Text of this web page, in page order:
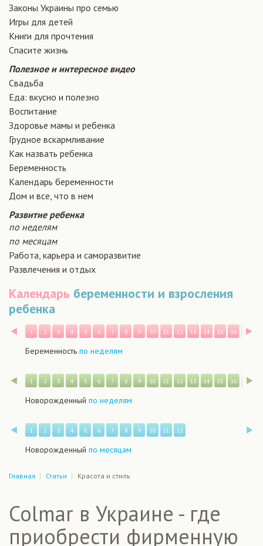
Законы Украины про семью
Игры для детей
Книги для прочтения
Спасите жизнь
Полезное и интересное видео
Свадьба
Еда: вкусно и полезно
Воспитание
Здоровье мамы и ребенка
Грудное вскармливание
Как назвать ребенка
Беременность
Календарь беременности
Дом и все, что в нем
Развитие ребенка
по неделям
по месяцам
Работа, карьера и саморазвитие
Развлечения и отдых
Календарь беременности и взросления
ребенка
Назад
1 2 3 4 5 6 7 8 9 10 11 12 13 14 15 16 17
Беременность по неделям
Назад
1 2 3 4 5 6 7 8 9 10 11 12 13 14 15 16 17
Новорожденный по неделям
Назад
1 2 3 4 5 6 7 8 9 10 11 12
Новорожденный по месяцам
Главная Статьи Красота и стиль
Colmar в Украине - где
приобрести фирменную